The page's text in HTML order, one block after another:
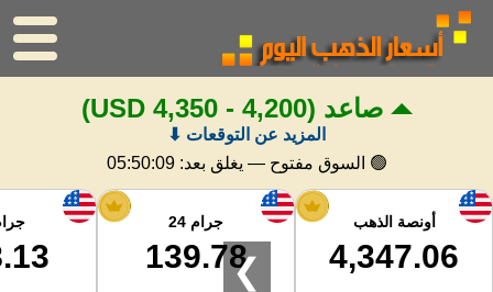
الرئيسية
سعر الذهب
اسعار الفضه
حاسبة الذهب
صاعد (4,200 - 4,350 USD)
المزيد عن التوقعات ⬇
🟢 السوق مفتوح — يغلق بعد: 05:50:08
أونصة الذهب
4,347.06
جرام 24
139.78
❯